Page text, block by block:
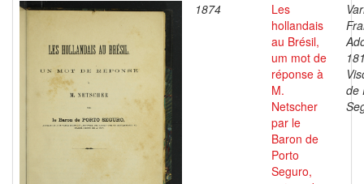
1874
Les
hollandais
au Brésil,
um mot de
réponse à
M.
Netscher
par le
Baron de
Porto
Seguro,
de